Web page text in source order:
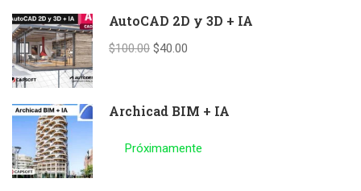
AutoCAD 2D y 3D + IA
$100.00 $40.00
Archicad BIM + IA
Próximamente